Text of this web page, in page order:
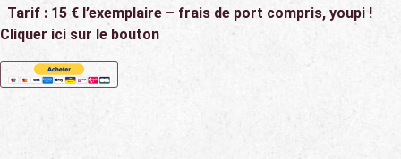
Tarif : 15 € l’exemplaire – frais de port compris, youpi !
Cliquer ici sur le bouton